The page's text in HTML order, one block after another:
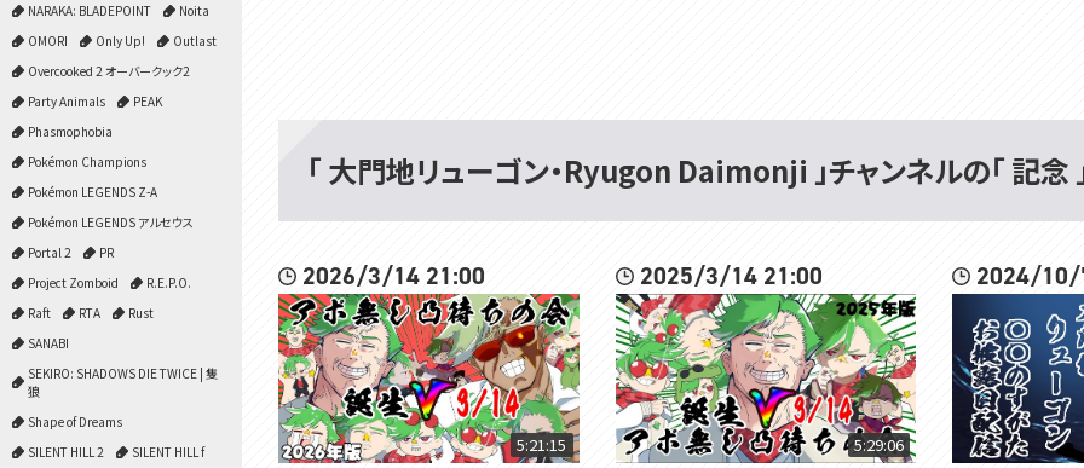
NARAKA: BLADEPOINT
Noita
OMORI
Only Up!
Outlast
Overcooked 2 オーバークック2
Party Animals
PEAK
Phasmophobia
Pokémon Champions
Pokémon LEGENDS Z-A
Pokémon LEGENDS アルセウス
Portal 2
PR
Project Zomboid
R.E.P.O.
Raft
RTA
Rust
SANABI
SEKIRO: SHADOWS DIE TWICE | 隻
狼
Shape of Dreams
SILENT HILL 2
SILENT HILL f
「 大門地リューゴン・Ryugon Daimonji 」チャンネルの「 記念
2026/3/14 21:00
5:21:15
2025/3/14 21:00
5:29:06
2024/10/